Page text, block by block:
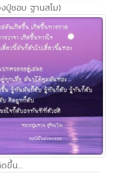
ปู่ชอบ ฐานสโม)
ขึ้น...